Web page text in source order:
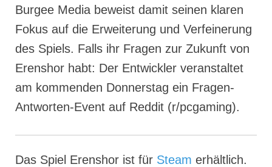
Burgee Media beweist damit seinen klaren
Fokus auf die Erweiterung und Verfeinerung
des Spiels. Falls ihr Fragen zur Zukunft von
Erenshor habt: Der Entwickler veranstaltet
am kommenden Donnerstag ein Fragen-
Antworten-Event auf Reddit (r/pcgaming).
Das Spiel Erenshor ist für Steam erhältlich.